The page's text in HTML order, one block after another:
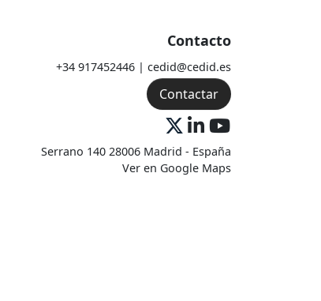
Contacto
+34 917452446 | cedid@cedid.es
Contactar
Serrano 140 28006 Madrid - España
Ver en Google Maps